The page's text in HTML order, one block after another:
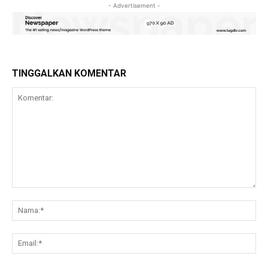
- Advertisement -
TINGGALKAN KOMENTAR